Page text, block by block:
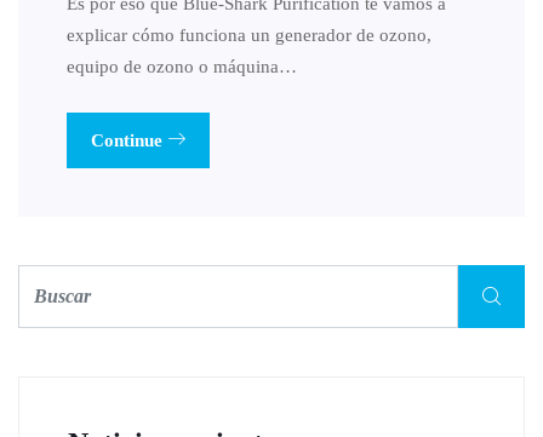
explicar cómo funciona un generador de ozono,
equipo de ozono o máquina…
Continue